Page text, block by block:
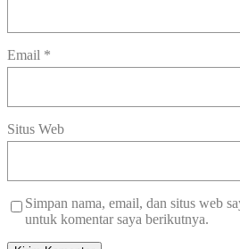
Email *
Situs Web
Simpan nama, email, dan situs web
untuk komentar saya berikutnya.